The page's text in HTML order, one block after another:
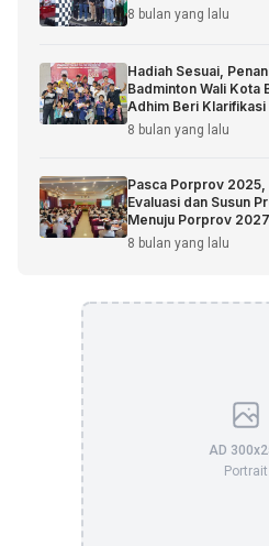
8 bulan yang lalu
Hadiah Sesuai,
Badminton Wali Kota
Adhim Beri Klarifikasi
8 bulan yang lalu
Pasca Porprov 2025,
Evaluasi dan Susun
Menuju Porprov 2027
8 bulan yang lalu
AD
Portrait